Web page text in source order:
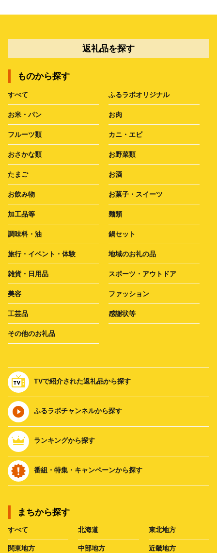
返礼品を探す
ものから探す
すべて ふるラボオリジナル
お米・パン お肉
フルーツ類 カニ・エビ
おさかな類 お野菜類
たまご お酒
お飲み物 お菓子・スイーツ
加工品等 麺類
調味料・油 鍋セット
旅行・イベント・体験 地域のお礼の品
雑貨・日用品 スポーツ・アウトドア
美容 ファッション
工芸品 感謝状等
その他のお礼品
TVで紹介された返礼品から探す
ふるラボチャンネルから探す
ランキングから探す
番組・特集・キャンペーンから探す
まちから探す
すべて 北海道 東北地方
関東地方 中部地方 近畿地方